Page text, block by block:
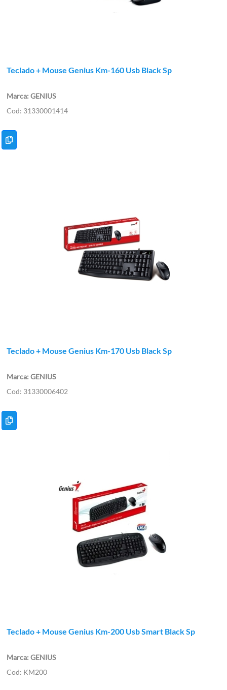
Teclado + Mouse Genius Km-160 Usb Black Sp
GENIUS
31330001414
Teclado + Mouse Genius Km-170 Usb Black Sp
GENIUS
31330006402
Teclado + Mouse Genius Km-200 Usb Smart Black Sp
GENIUS
KM200